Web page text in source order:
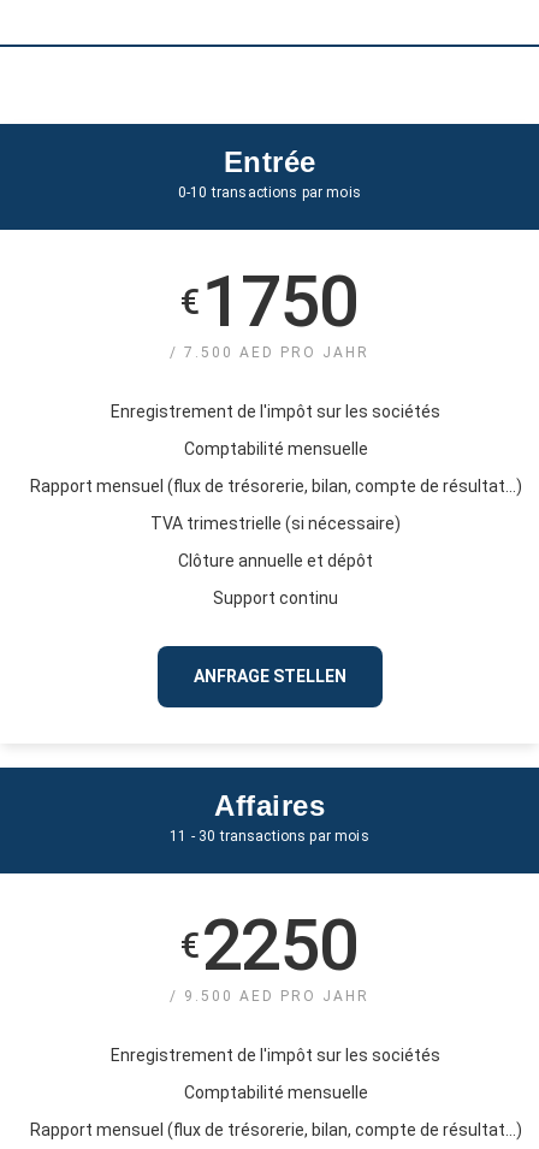
Entrée
0-10 transactions par mois
€ 1750
/ 7.500 AED PRO JAHR
Enregistrement de l'impôt sur les sociétés
Comptabilité mensuelle
Rapport mensuel (flux de trésorerie, bilan, compte de résultat...)
TVA trimestrielle (si nécessaire)
Clôture annuelle et dépôt
Support continu
ANFRAGE STELLEN
Affaires
11 - 30 transactions par mois
€2250
/ 9.500 AED PRO JAHR
Enregistrement de l'impôt sur les sociétés
Comptabilité mensuelle
Rapport mensuel (flux de trésorerie, bilan, compte de résultat...)